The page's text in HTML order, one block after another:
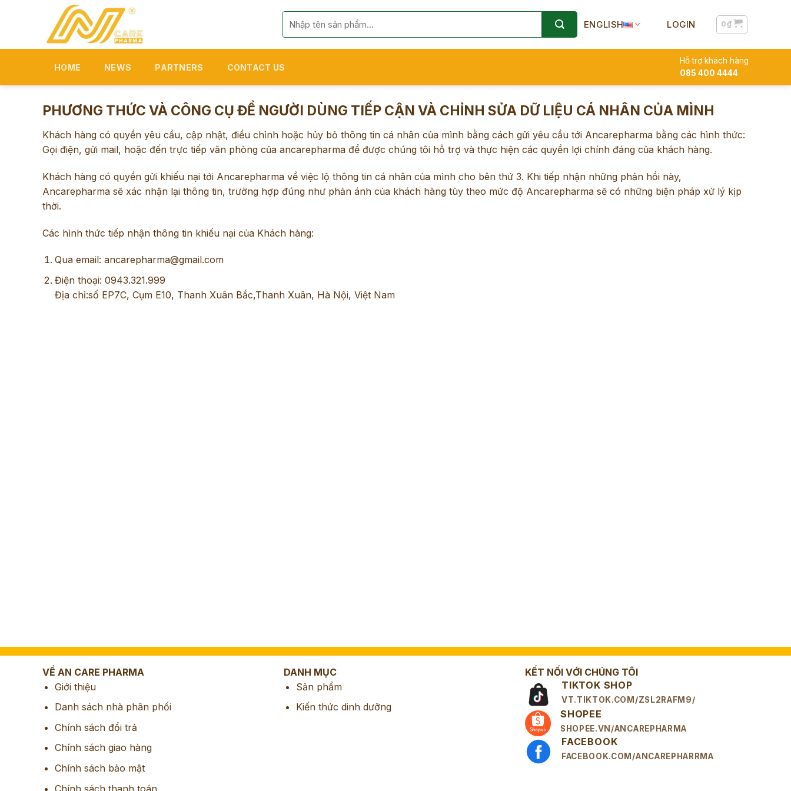
Search
for:
ENGLISH LOGIN 0₫
HOME NEWS PARTNERS CONTACT US
Hỗ trợ khách hàng
085 400 4444
PHƯƠNG THỨC VÀ CÔNG CỤ ĐỂ NGƯỜI DÙNG TIẾP CẬN VÀ CHỈNH SỬA DỮ LIỆU CÁ NHÂN CỦA MÌNH
Khách hàng có quyền yêu cầu, cập nhật, điều chỉnh hoặc hủy bỏ thông tin cá nhân của mình bằng cách gửi yêu cầu tới Ancarepharma bằng các hình thức:
Gọi điện, gửi mail, hoặc đến trực tiếp văn phòng của ancarepharma để được chúng tôi hỗ trợ và thực hiện các quyền lợi chính đáng của khách hàng.
Khách hàng có quyền gửi khiếu nại tới Ancarepharma về việc lộ thông tin cá nhân của mình cho bên thứ 3. Khi tiếp nhận những phản hồi này,
Ancarepharma sẽ xác nhận lại thông tin, trường hợp đúng như phản ánh của khách hàng tùy theo mức độ Ancarepharma sẽ có những biện pháp xử lý kịp
thời.
Các hình thức tiếp nhận thông tin khiếu nại của Khách hàng:
Qua email: ancarepharma@gmail.com
Điện thoại: 0943.321.999
Địa chỉ:số EP7C, Cụm E10, Thanh Xuân Bắc,Thanh Xuân, Hà Nội, Việt Nam
VỀ AN CARE PHARMA
Giới thiệu
Danh sách nhà phân phối
Chính sách đổi trả
Chính sách giao hàng
Chính sách bảo mật
Chính sách thanh toán
DANH MỤC
Sản phẩm
Kiến thức dinh dưỡng
KẾT NỐI VỚI CHÚNG TÔI
TIKTOK SHOP
VT.TIKTOK.COM/ZSL2RAFM9/
SHOPEE
SHOPEE.VN/ANCAREPHARMA
FACEBOOK
FACEBOOK.COM/ANCAREPHARRMA